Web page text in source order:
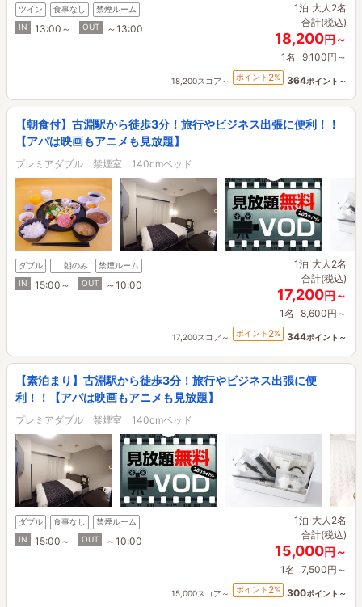
ツイン 食事なし
禁煙ルーム
IN
13:00～ OUT ～13:00
1泊 大人2名
合計(税込)
18,200円～
1名 9,100円～
18,200スコア～ ポイント 2% 364ポイント～
【朝食付】古淵駅から徒歩3分！旅行やビジネス出張に便利！！
【アパは映画もアニメも見放題】
プレミアダブル 禁煙室 140cmベッド
ダブル 朝のみ
禁煙ルーム
IN
15:00～ OUT ～10:00
1泊 大人2名
合計(税込)
17,200円～
1名 8,600円～
17,200スコア～ ポイント 2% 344ポイント～
【素泊まり】古淵駅から徒歩3分！旅行やビジネス出張に便
利！！【アパは映画もアニメも見放題】
プレミアダブル 禁煙室 140cmベッド
ダブル 食事なし
禁煙ルーム
IN
15:00～ OUT ～10:00
1泊 大人2名
合計(税込)
15,000円～
1名 7,500円～
15,000スコア～ ポイント 2% 300ポイント～